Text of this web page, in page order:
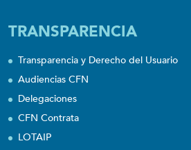
TRANSPARENCIA
Transparencia y Derecho del Usuario
Audiencias CFN
Delegaciones
CFN Contrata
LOTAIP